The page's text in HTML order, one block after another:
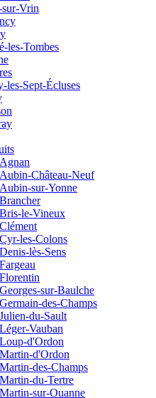
sur-Vrin
les-Tombes
les-Sept-Écluses
Château-Neuf
sur-Yonne
le-Vineux
les-Colons
lès-Sens
sur-Baulche
des-Champs
du-Sault
Vauban
d'Ordon
d'Ordon
des-Champs
du-Tertre
sur-Ouanne